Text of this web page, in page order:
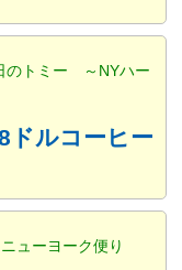
のトミー ～NYハー
ドルコーヒー
ューヨーク便り